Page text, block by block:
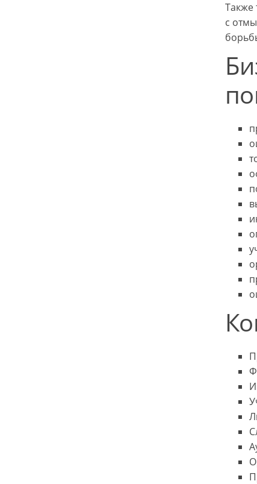
Также
с